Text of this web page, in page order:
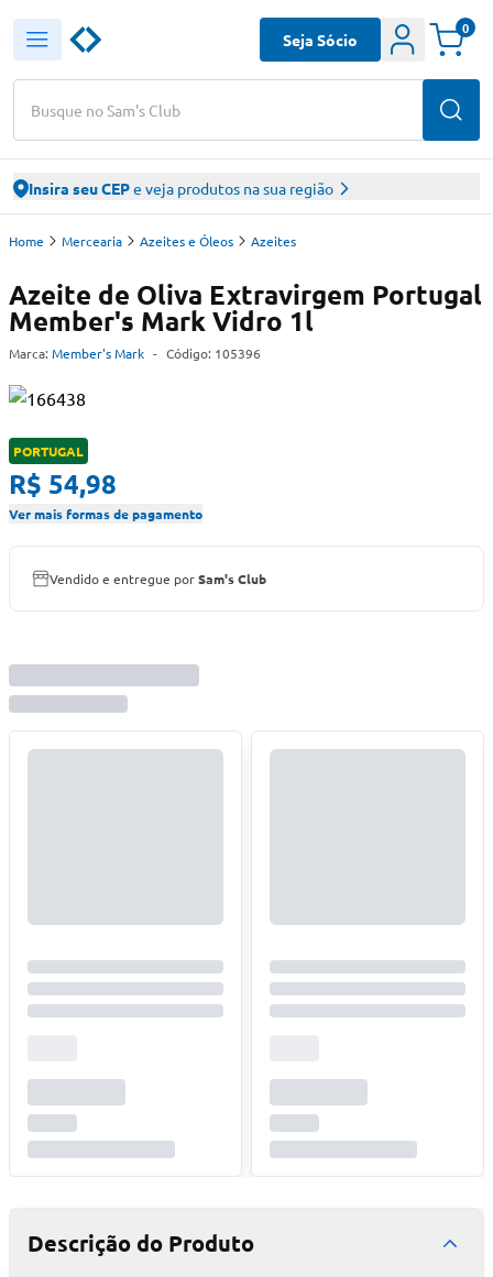
Busque no Sam's Club
Seja Sócio
0
Insira seu CEPe veja produtos na sua região
Home Mercearia Azeites e Óleos Azeites
Azeite de Oliva Extravirgem Portugal
Member's Mark Vidro 1l
Marca: Member's Mark - Código: 105396
PORTUGAL
R$ 54,98
Ver mais formas de pagamento
Vendido e entregue porSam's Club
Descrição do Produto